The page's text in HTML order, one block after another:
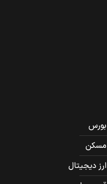
بورس
مسکن
ارز دیجیتال